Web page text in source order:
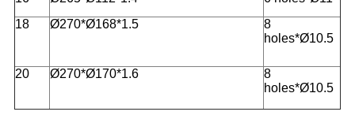
18
Ø270*Ø168*1.5
8
holes*Ø10.5
20 Ø270*Ø170*1.6
8
holes*Ø10.5